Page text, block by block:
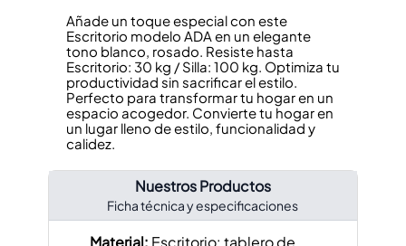
Añade un toque especial con este
Escritorio modelo ADA en un elegante
tono blanco, rosado. Resiste hasta
Escritorio: 30 kg / Silla: 100 kg. Optimiza tu
productividad sin sacrificar el estilo.
Perfecto para transformar tu hogar en un
espacio acogedor. Convierte tu hogar en
un lugar lleno de estilo, funcionalidad y
calidez.
Nuestros Productos
Ficha técnica y especificaciones
Material: Escritorio: tablero de